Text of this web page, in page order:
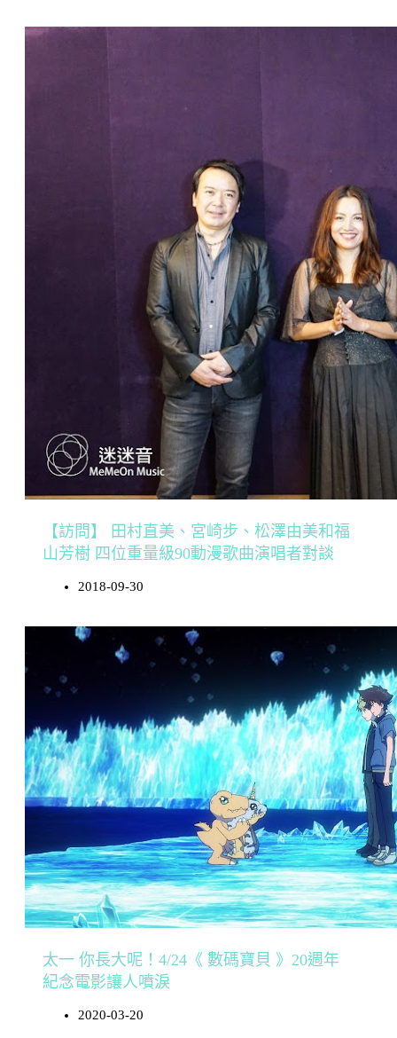
【訪問】 田村直美、宮崎步、松澤由美和福
山芳樹 四位重量級90動漫歌曲演唱者對談
2018-09-30
太一 你長大呢！4/24《 數碼寶貝 》20週年
紀念電影讓人噴淚
2020-03-20